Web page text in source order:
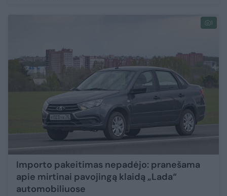
1
Importo pakeitimas nepadėjo: pranešama
apie mirtinai pavojingą klaidą „Lada“
automobiliuose